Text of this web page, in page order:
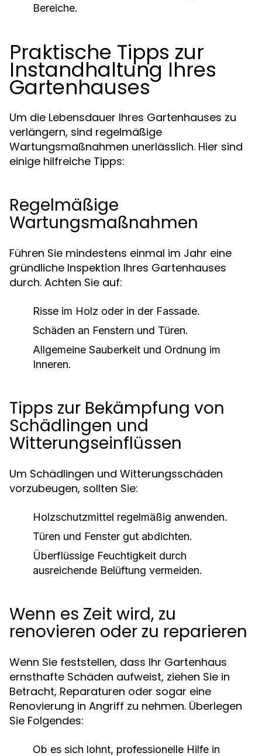
Bereiche.
Praktische Tipps zur
Instandhaltung Ihres
Gartenhauses
Um die Lebensdauer Ihres Gartenhauses zu
verlängern, sind regelmäßige
Wartungsmaßnahmen unerlässlich. Hier sind
einige hilfreiche Tipps:
Regelmäßige
Wartungsmaßnahmen
Führen Sie mindestens einmal im Jahr eine
gründliche Inspektion Ihres Gartenhauses
durch. Achten Sie auf:
Risse im Holz oder in der Fassade.
Schäden an Fenstern und Türen.
Allgemeine Sauberkeit und Ordnung im
Inneren.
Tipps zur Bekämpfung von
Schädlingen und
Witterungseinflüssen
Um Schädlingen und Witterungsschäden
vorzubeugen, sollten Sie:
Holzschutzmittel regelmäßig anwenden.
Türen und Fenster gut abdichten.
Überflüssige Feuchtigkeit durch
ausreichende Belüftung vermeiden.
Wenn es Zeit wird, zu
renovieren oder zu reparieren
Wenn Sie feststellen, dass Ihr Gartenhaus
ernsthafte Schäden aufweist, ziehen Sie in
Betracht, Reparaturen oder sogar eine
Renovierung in Angriff zu nehmen. Überlegen
Sie Folgendes:
Ob es sich lohnt, professionelle Hilfe in